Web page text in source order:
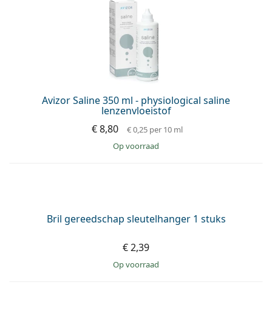
Avizor Saline 350 ml - physiological saline
lenzenvloeistof
€ 8,80
€ 0,25 per 10 ml
op voorraad